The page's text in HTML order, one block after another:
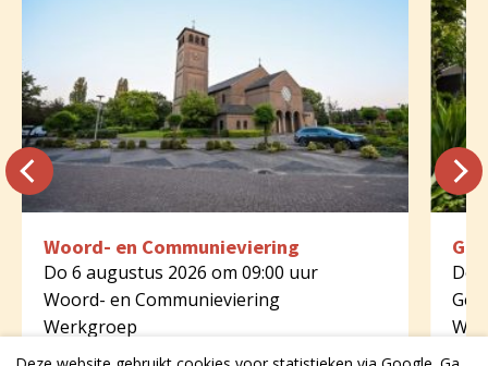
Woord- en Communieviering
Do 6 augustus 2026 om 09:00 uur
Woord- en Communieviering
Werkgroep
Onze Lieve Vrouwe Bentelo
Do